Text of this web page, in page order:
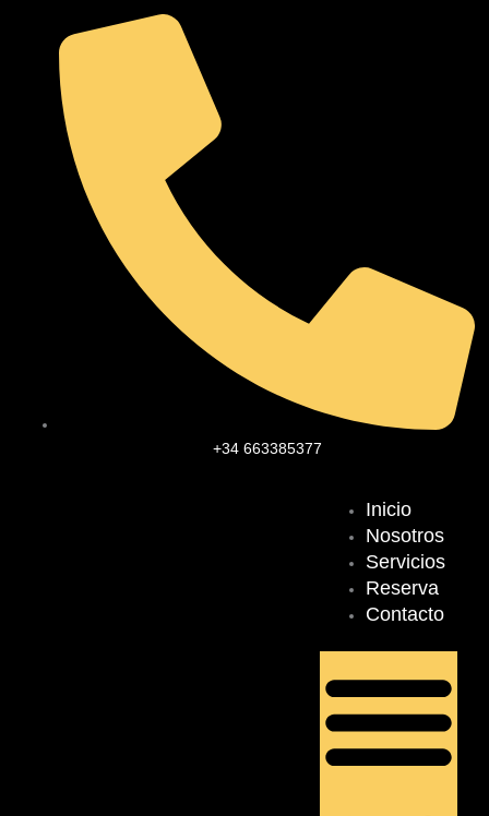
contenido
+34 663385377
Inicio
Nosotros
Servicios
Reserva
Contacto